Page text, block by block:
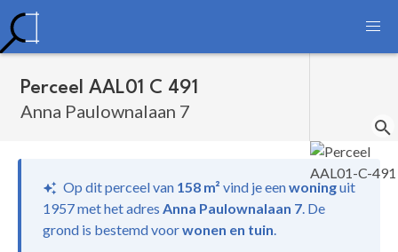
Perceel AAL01 C 491
Anna Paulownalaan 7
Op dit perceel van 158 m² vind jeeenwoninguit
1957 met het adres Anna Paulownalaan 7. De
grond is bestemd voorwonen en tuin.